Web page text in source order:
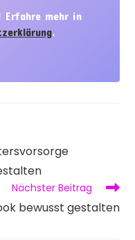
Erfahre mehr in
.
Nächster Beitrag
bewusst gestalten